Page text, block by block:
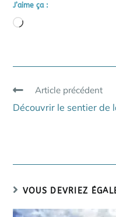
J’aime ça :
Chargement…
Read
articles
Article précédent
Découvrir le sentier de
VOUS DEVRIEZ